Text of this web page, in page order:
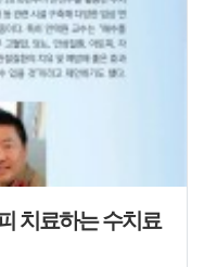
치료하는 수치료